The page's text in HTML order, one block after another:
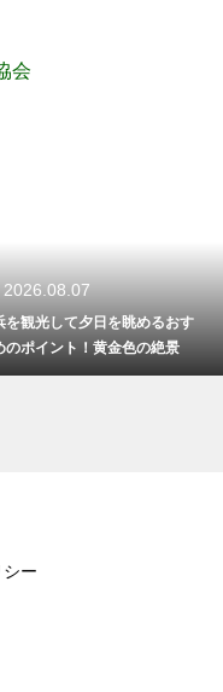
会
2026.08.06
のお土産に買いたいおしゃれ
貨！旅の思い出を形にする
ー